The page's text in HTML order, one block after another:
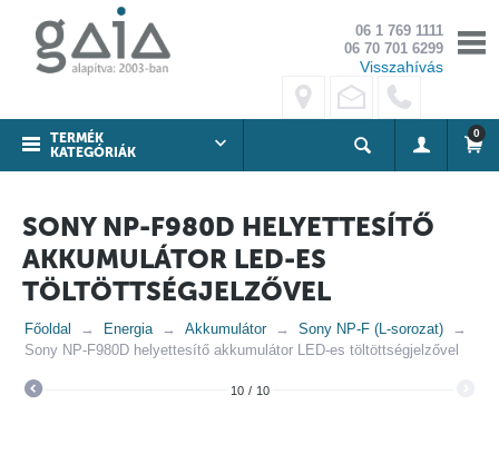
06 1 769 1111
06 70 701 6299
Visszahívás
TERMÉK
KATEGÓRIÁK
0
SONY NP-F980D HELYETTESÍTŐ
AKKUMULÁTOR LED-ES
TÖLTÖTTSÉGJELZŐVEL
Főoldal Energia Akkumulátor
Sony NP-F (L-sorozat)
Sony NP-F980D helyettesítő akkumulátor LED-es töltöttségjelzővel
10 / 10